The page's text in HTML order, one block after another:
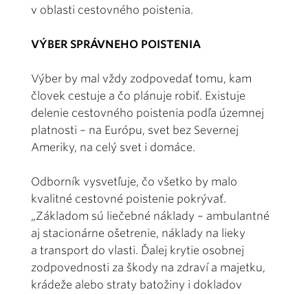
v oblasti cestovného poistenia.
VÝBER SPRÁVNEHO POISTENIA
Výber by mal vždy zodpovedať tomu, kam
človek cestuje a čo plánuje robiť. Existuje
delenie cestovného poistenia podľa územnej
platnosti – na Európu, svet bez Severnej
Ameriky, na celý svet i domáce.
Odborník vysvetľuje, čo všetko by malo
kvalitné cestovné poistenie pokrývať.
„Základom sú liečebné náklady – ambulantné
aj stacionárne ošetrenie, náklady na lieky
a transport do vlasti. Ďalej krytie osobnej
zodpovednosti za škody na zdraví a majetku,
krádeže alebo straty batožiny i dokladov